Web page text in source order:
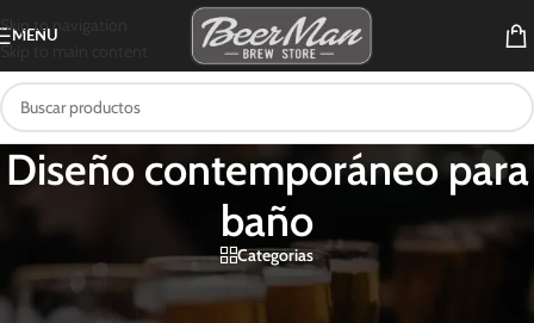
Skip to navigation
Skip to main content
MENU
Diseño contemporáneo para
baño
Categorias
Productos etiquetados “Diseño contemporáneo para baño”
Mostrando los 2 resultados